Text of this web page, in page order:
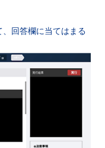
回答欄に当てはまる